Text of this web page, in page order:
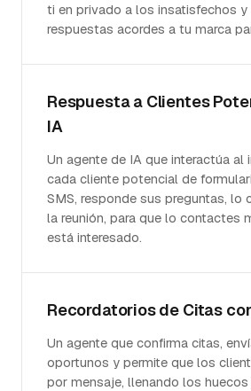
ti en privado a los insatisfechos y
respuestas acordes a tu marca
Respuesta a Clientes
IA
Un agente de IA que interactúa al
cada cliente potencial de
SMS, responde sus preguntas, lo
la reunión, para que lo contactes
está interesado.
Recordatorios de Citas
Un agente que confirma citas,
oportunos y permite que los
por mensaje, llenando los